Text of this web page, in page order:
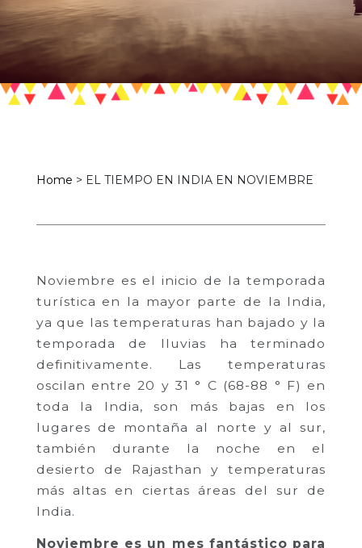
Home > EL TIEMPO EN INDIA EN NOVIEMBRE
Noviembre es el inicio de la temporada
turística en la mayor parte de la India,
ya que las temperaturas han bajado y la
temporada de lluvias ha terminado
definitivamente. Las temperaturas
oscilan entre 20 y 31 ° C (68-88 ° F) en
toda la India, son más bajas en los
lugares de montaña al norte y al sur,
también durante la noche en el
desierto de Rajasthan y temperaturas
más altas en ciertas áreas del sur de
India.
Noviembre es un mes fantástico para